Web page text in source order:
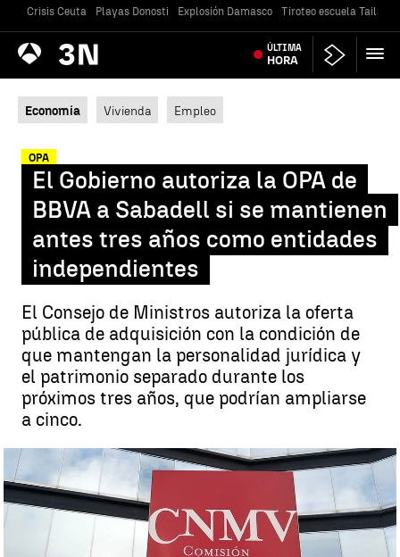
Crisis Ceuta Playas Donosti Explosión Damasco Tiroteo escuela
Antena
3 Noticias ÚLTIMA
HORA
Economía Vivienda Empleo
OPA
El Gobierno autoriza la OPA de
BBVA a Sabadell si se mantienen
antes tres años como entidades
independientes
El Consejo de Ministros autoriza la oferta
pública de adquisición con la condición de
que mantengan la personalidad jurídica y
el patrimonio separado durante los
próximos tres años, que podrían ampliarse
a cinco.
El Gobierno autoriza la OPA de BBVA a Sabadell si se mantienen
antes tres años como entidades independientes |
EUROPAPRESS